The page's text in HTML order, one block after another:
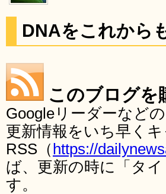
DNAをこれから
このブログを
Googleリーダーなど
更新情報をいち早く
RSS（ https://
ば、更新の時に「タ
す。